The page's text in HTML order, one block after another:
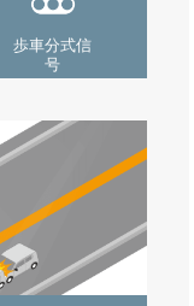
歩車分式信
号